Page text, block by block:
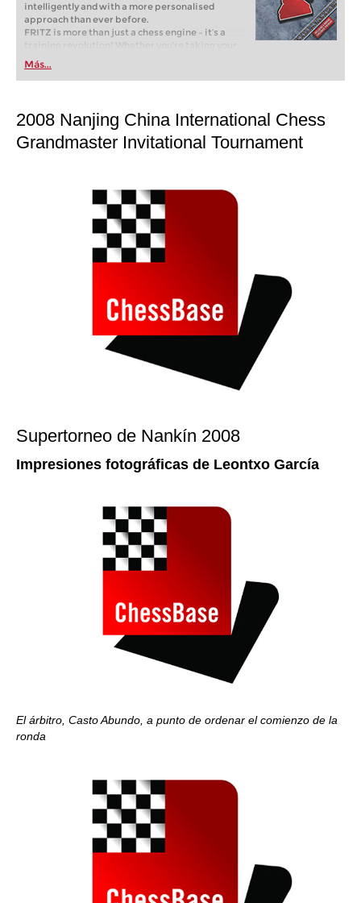
intelligently and with a more personalised
approach than ever before.
FRITZ is more than just a chess engine – it’s a
training revolution! Whether you’re taking your
first steps into the world of club chess, or already
playing at a tournament level: with FRITZ, you can
train more efficiently, intelligently and with a
Más...
2008 Nanjing China International Chess
Grandmaster Invitational Tournament
Supertorneo de Nankín 2008
Impresiones fotográficas de Leontxo García
El árbitro, Casto Abundo, a punto de ordenar el comienzo de la
ronda